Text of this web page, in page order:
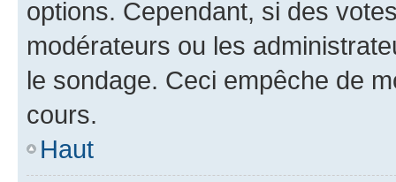
options. Cependant, si des
modérateurs ou les
le sondage. Ceci empêche de
cours.
Haut